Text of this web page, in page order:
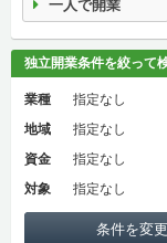
一人で開業
独立開業条件を絞って
業種
指定なし
地域
指定なし
資金
指定なし
対象
指定なし
条件を変